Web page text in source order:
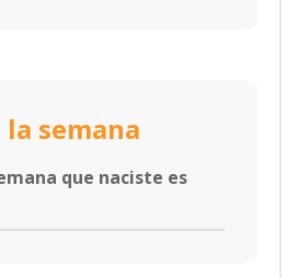
la semana
que naciste es